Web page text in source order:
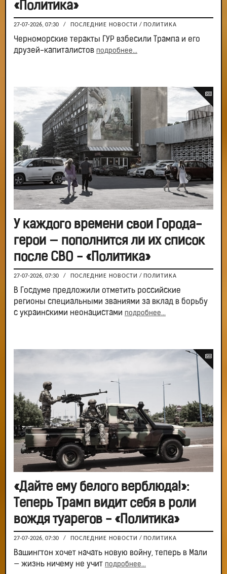
«Политика»
27-07-2026, 07:30 / ПОСЛЕДНИЕ НОВОСТИ / ПОЛИТИКА
Черноморские теракты ГУР взбесили Трампа и его
друзей-капиталистов подробнее...
У каждого времени свои Города-
герои — пополнится ли их список
после СВО - «Политика»
27-07-2026, 07:30 / ПОСЛЕДНИЕ НОВОСТИ / ПОЛИТИКА
В Госдуме предложили отметить российские
регионы специальными званиями за вклад в борьбу
с украинскими неонацистами подробнее...
«Дайте ему белого верблюда!»:
Теперь Трамп видит себя в роли
вождя туарегов - «Политика»
27-07-2026, 07:30 / ПОСЛЕДНИЕ НОВОСТИ / ПОЛИТИКА
Вашингтон хочет начать новую войну, теперь в Мали
— жизнь ничему не учит подробнее...